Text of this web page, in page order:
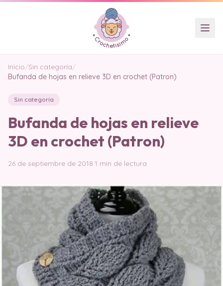
Inicio/Sin categoría/
Bufanda de hojas en relieve 3D en crochet (Patron)
Sin categoría
Bufanda de hojas en relieve
3D en crochet (Patron)
26 de septiembre de 2018·1 min de lectura